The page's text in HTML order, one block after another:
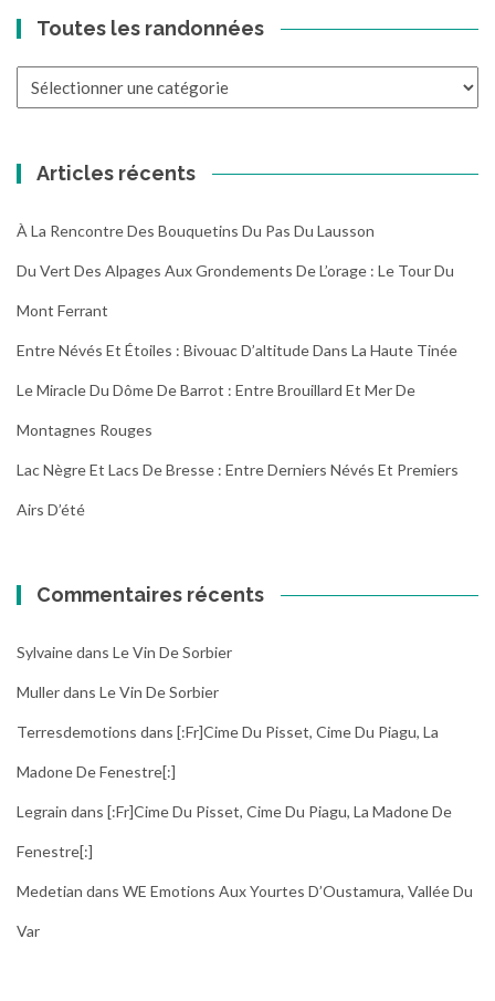
Toutes les randonnées
Articles récents
À La Rencontre Des Bouquetins Du Pas Du Lausson
Du Vert Des Alpages Aux Grondements De L’orage : Le Tour Du
Mont Ferrant
Entre Névés Et Étoiles : Bivouac D’altitude Dans La Haute Tinée
Le Miracle Du Dôme De Barrot : Entre Brouillard Et Mer De
Montagnes Rouges
Lac Nègre Et Lacs De Bresse : Entre Derniers Névés Et Premiers
Airs D’été
Commentaires récents
Sylvainedans Le Vin De Sorbier
Mullerdans Le Vin De Sorbier
Terresdemotions dans [:fr]Cime Du Pisset, Cime Du Piagu, La
Madone De Fenestre[:]
Legrain dans [:fr]Cime Du Pisset, Cime Du Piagu, La Madone De
Fenestre[:]
Medetian dans WE Emotions Aux Yourtes D’Oustamura, Vallée Du
Var